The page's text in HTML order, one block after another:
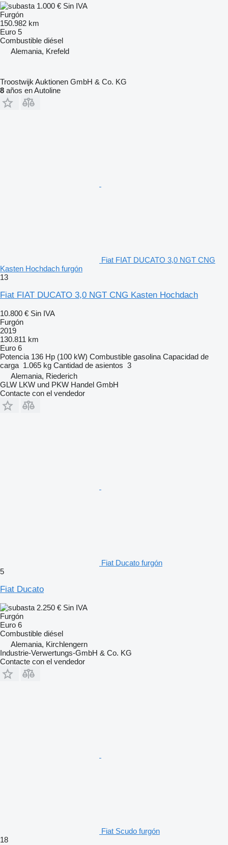
1.000 € Sin IVA
Furgón
150.982 km
Euro 5
Combustible diésel
Alemania, Krefeld
Troostwijk Auktionen GmbH & Co. KG
8 años en Autoline
Fiat FIAT DUCATO 3,0 NGT CNG
Kasten Hochdach furgón
13
Fiat FIAT DUCATO 3,0 NGT CNG Kasten Hochdach
10.800 € Sin IVA
Furgón
2019
130.811 km
Euro 6
Potencia 136 Hp (100 kW) Combustible gasolina Capacidad de
carga 1.065 kg Cantidad de asientos 3
Alemania, Riederich
GLW LKW und PKW Handel GmbH
Contacte con el vendedor
Fiat Ducato furgón
5
Fiat Ducato
2.250 € Sin IVA
Furgón
Euro 6
Combustible diésel
Alemania, Kirchlengern
Industrie-Verwertungs-GmbH & Co. KG
Contacte con el vendedor
Fiat Scudo furgón
18